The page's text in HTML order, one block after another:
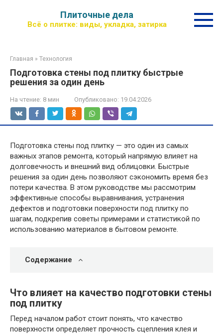
контенту
Плиточные дела
Всё о плитке: виды, укладка, затирка
Главная » Технология
Подготовка стены под плитку быстрые
решения за один день
На чтение: 8 мин Опубликовано: 19.04.2026
Подготовка стены под плитку — это один из самых
важных этапов ремонта, который напрямую влияет на
долговечность и внешний вид облицовки. Быстрые
решения за один день позволяют сэкономить время без
потери качества. В этом руководстве мы рассмотрим
эффективные способы выравнивания, устранения
дефектов и подготовки поверхности под плитку по
шагам, подкрепив советы примерами и статистикой по
использованию материалов в бытовом ремонте.
Содержание
Что влияет на качество подготовки стены
под плитку
Перед началом работ стоит понять, что качество
поверхности определяет прочность сцепления клея и